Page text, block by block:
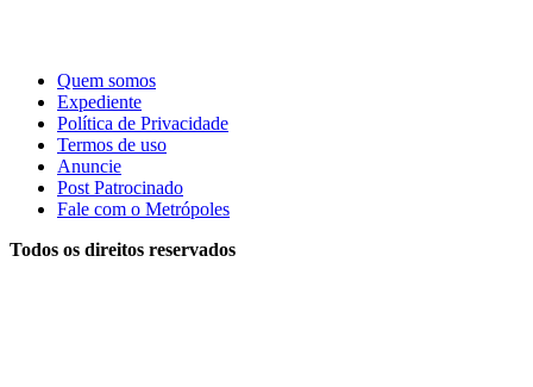
Quem somos
Expediente
Política de Privacidade
Termos de uso
Anuncie
Post Patrocinado
Fale com o Metrópoles
Todos os direitos reservados